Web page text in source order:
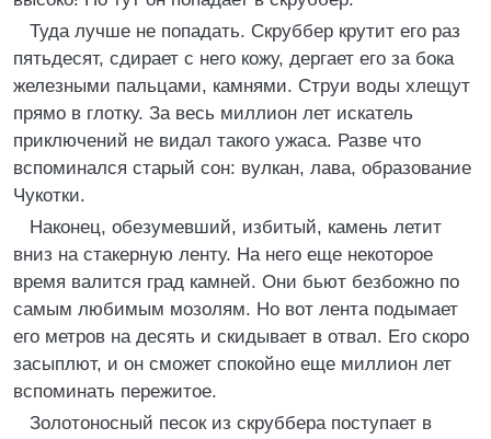
Туда лучше не попадать. Скруббер крутит его раз
пятьдесят, сдирает с него кожу, дергает его за бока
железными пальцами, камнями. Струи воды хлещут
прямо в глотку. За весь миллион лет искатель
приключений не видал такого ужаса. Разве что
вспоминался старый сон: вулкан, лава, образование
Чукотки.
Наконец, обезумевший, избитый, камень летит
вниз на стакерную ленту. На него еще некоторое
время валится град камней. Они бьют безбожно по
самым любимым мозолям. Но вот лента подымает
его метров на десять и скидывает в отвал. Его скоро
засыплют, и он сможет спокойно еще миллион лет
вспоминать пережитое.
Золотоносный песок из скруббера поступает в